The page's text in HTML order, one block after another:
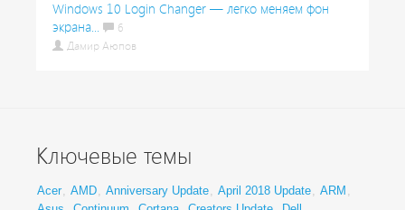
Windows 10 Login Changer — легко меняем фон
экрана...
6
Дамир Аюпов
Ключевые темы
Acer, AMD, Anniversary Update, April 2018 Update, ARM ,